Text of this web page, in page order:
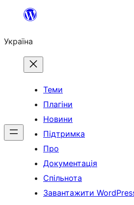
Перейти
вмісту
Україна
Теми
Плагіни
Новини
Підтримка
Про
Документація
Спільнота
Завантажити